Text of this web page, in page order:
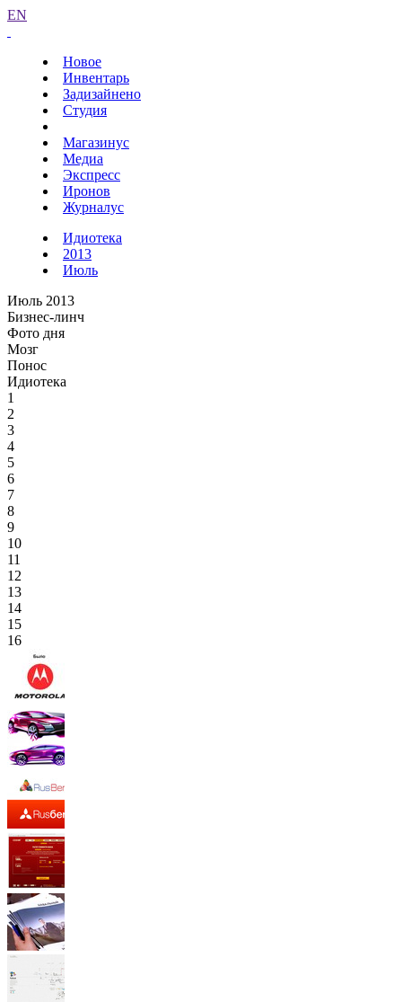
EN
Новое
Инвентарь
Задизайнено
Студия
Магазинус
Медиа
Экспресс
Иронов
Журналус
Идиотека
2013
Июль
Июль 2013
Бизнес-линч
Фото дня
Мозг
Понос
Идиотека
1
2
3
4
5
6
7
8
9
10
11
12
13
14
15
16